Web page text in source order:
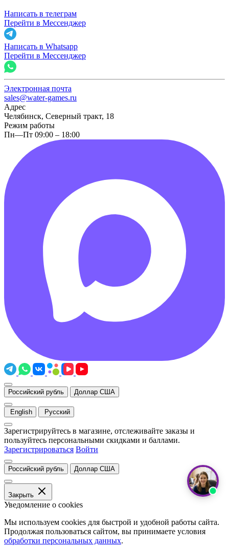
Написать в телеграм
Перейти в Мессенджер
Написать в Whatsapp
Перейти в Мессенджер
Электронная почта
sales@water-games.ru
Адрес
Челябинск, Северный тракт, 18
Режим работы
Пн—Пт 09:00 – 18:00
Российский рубль Доллар США
English Русский
Зарегистрируйтесь в магазине, отслеживайте заказы и
пользуйтесь персональными скидками и баллами.
Зарегистрироваться Войти
Российский рубль Доллар США
Закрыть
Уведомление о cookies
Мы используем cookies для быстрой и удобной работы сайта.
Продолжая пользоваться сайтом, вы принимаете условия
обработки персональных данных.